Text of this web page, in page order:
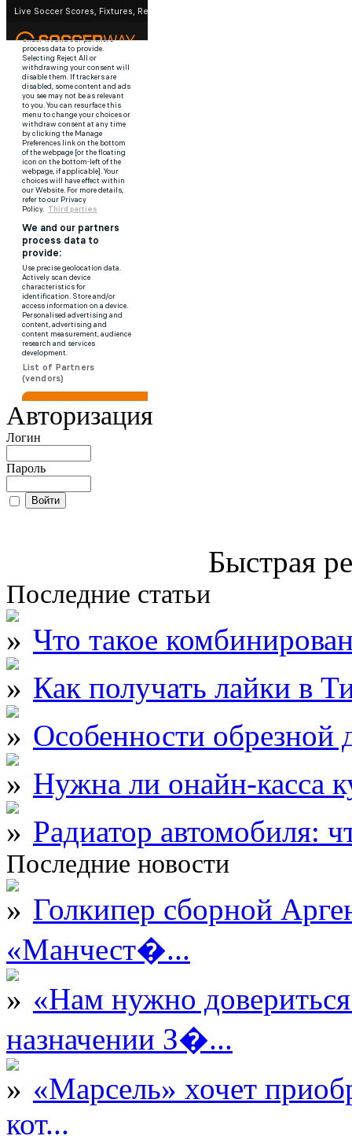
Авторизация
Логин
Пароль
Быстрая
Последние статьи
Что такое
Как получать лайки в
Особенности обрезной
Нужна ли онайн-касса
Радиатор автомобиля:
Последние новости
Голкипер сборной
«Манчест�...
«Нам нужно
назначении З�...
«Марсель» хочет
кот...